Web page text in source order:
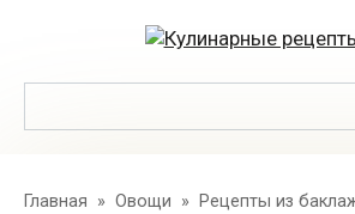
Главная » Овощи » Рецепты из